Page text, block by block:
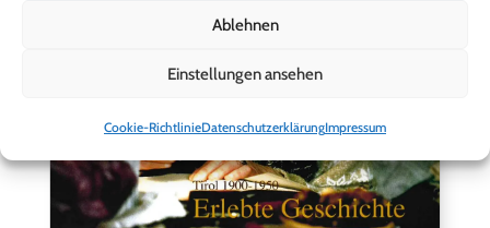
Ablehnen
Einstellungen ansehen
Cookie-RichtlinieDatenschutzerklärungImpressum